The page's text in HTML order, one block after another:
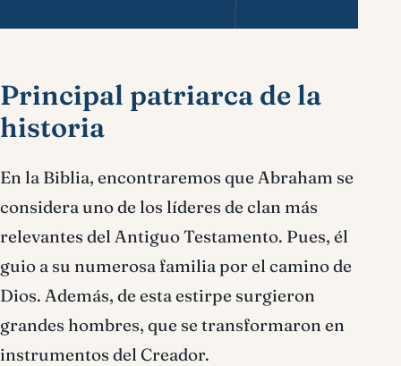
Principal patriarca de la
historia
En la Biblia, encontraremos que Abraham se
considera uno de los líderes de clan más
relevantes del Antiguo Testamento. Pues, él
guio a su numerosa familia por el camino de
Dios. Además, de esta estirpe surgieron
grandes hombres, que se transformaron en
instrumentos del Creador.